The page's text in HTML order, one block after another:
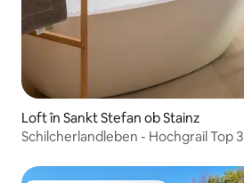
Loft în Sankt Stefan ob Stainz
Schilcherlandleben - Hochgrail Top 3